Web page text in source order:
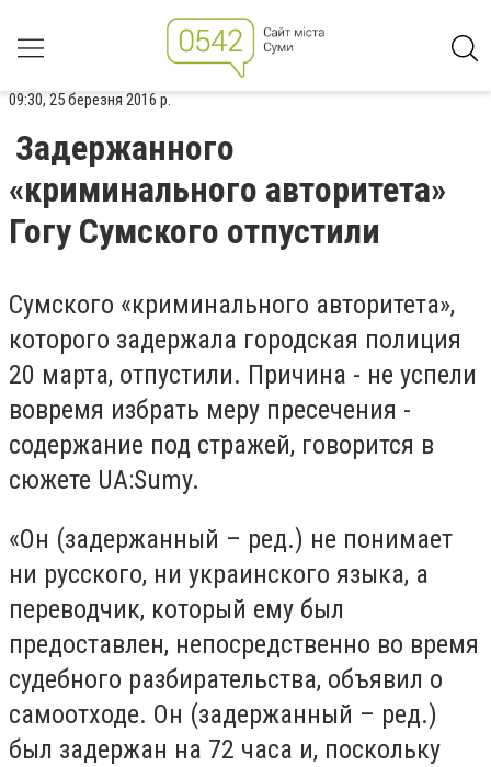
09:30, 25 березня 2016 р.
Задержанного
«криминального авторитета»
Гогу Сумского отпустили
Сумского «криминального авторитета»,
которого задержала городская полиция
20 марта, отпустили. Причина - не успели
вовремя избрать меру пресечения -
содержание под стражей, говорится в
сюжете UA:Sumy.
«Он (задержанный – ред.) не понимает
ни русского, ни украинского языка, а
переводчик, который ему был
предоставлен, непосредственно во время
судебного разбирательства, объявил о
самоотходе. Он (задержанный – ред.)
был задержан на 72 часа и, поскольку